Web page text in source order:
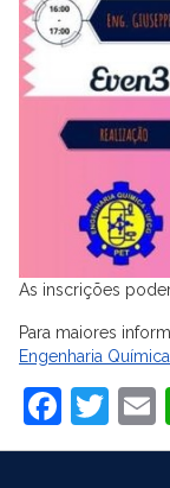
As inscrições
Para maiores
Engenharia